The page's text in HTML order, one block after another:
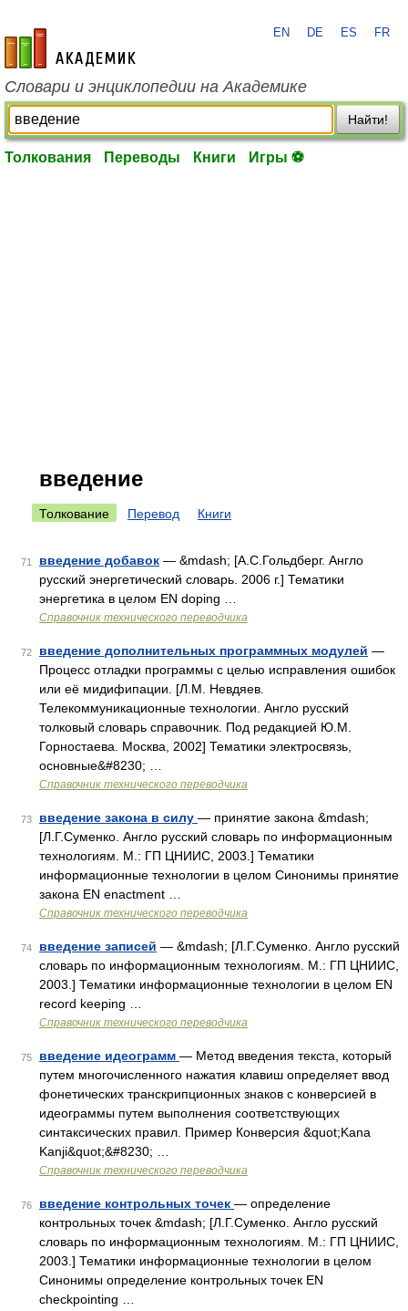
academic.ru
EN DE ES FR
Словари и энциклопедии на Академике
Найти!
Толкования Переводы Книги Игры ⚽
введение
Толкование Перевод Книги
71 введение добавок — &mdash; [А.С.Гольдберг. Англо
русский энергетический словарь. 2006 г.] Тематики
энергетика в целом EN doping …
Справочник технического переводчика
72 введение дополнительных программных модулей —
Процесс отладки программы с целью исправления ошибок
или её мидифипации. [Л.М. Невдяев.
Телекоммуникационные технологии. Англо русский
толковый словарь справочник. Под редакцией Ю.М.
Горностаева. Москва, 2002] Тематики электросвязь,
основные&#8230; …
Справочник технического переводчика
73 введение закона в силу — принятие закона &mdash;
[Л.Г.Суменко. Англо русский словарь по информационным
технологиям. М.: ГП ЦНИИС, 2003.] Тематики
информационные технологии в целом Синонимы принятие
закона EN enactment …
Справочник технического переводчика
74 введение записей — &mdash; [Л.Г.Суменко. Англо русский
словарь по информационным технологиям. М.: ГП ЦНИИС,
2003.] Тематики информационные технологии в целом EN
record keeping …
Справочник технического переводчика
75 введение идеограмм — Метод введения текста, который
путем многочисленного нажатия клавиш определяет ввод
фонетических транскрипционных знаков с конверсией в
идеограммы путем выполнения соответствующих
синтаксических правил. Пример Конверсия &quot;Kana
Kanji&quot;&#8230; …
Справочник технического переводчика
76 введение контрольных точек — определение
контрольных точек &mdash; [Л.Г.Суменко. Англо русский
словарь по информационным технологиям. М.: ГП ЦНИИС,
2003.] Тематики информационные технологии в целом
Синонимы определение контрольных точек EN
checkpointing …